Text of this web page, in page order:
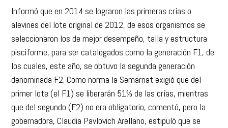
Informó que en 2014 se lograron las primeras crías o
alevines del lote original de 2012, de esos organismos se
seleccionaron los de mejor desempeño, talla y estructura
pisciforme, para ser catalogados como la generación F1, de
los cuales, este año, se obtuvo la segunda generación
denominada F2. Como norma la Semarnat exigió que del
primer lote (el F1) se liberarán 51% de las crías, mientras
que del segundo (F2) no era obligatorio, comentó, pero la
gobernadora, Claudia Pavlovich Arellano, estipuló que se